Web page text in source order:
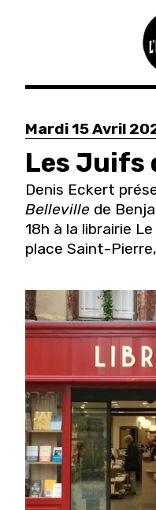
Aller
contenu
principal
Mardi 15 Avril
Les Juifs
Denis Eckert
Belleville de
18h à la librairie
place Saint-